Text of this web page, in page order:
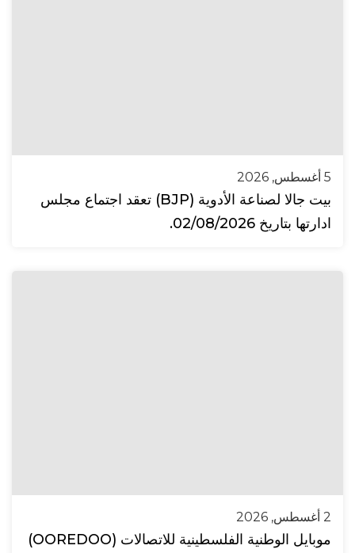
5 أغسطس, 2026
بيت جالا لصناعة الأدوية (BJP) تعقد اجتماع مجلس
ادارتها بتاريخ 02/08/2026.
2 أغسطس, 2026
موبايل الوطنية الفلسطينية للاتصالات (OOREDOO)